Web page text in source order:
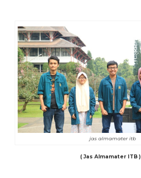
jas almamater itb
( Jas Almamater ITB )